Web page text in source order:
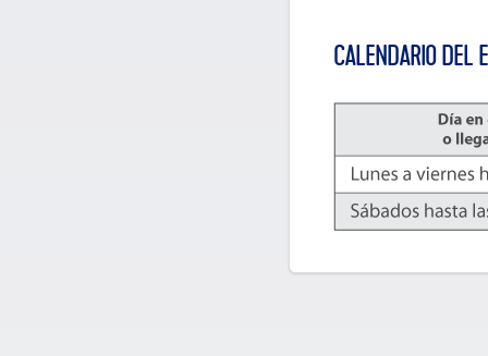
CALENDARIO DEL